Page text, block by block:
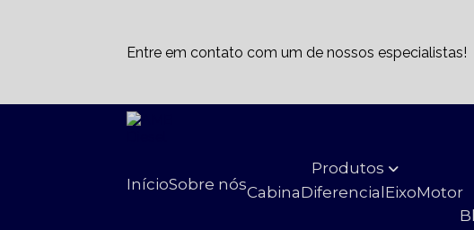
Entre em contato com um de nossos especialistas!
Início Sobre nós
Produtos
Cabina
Diferencial Eixo
Motor